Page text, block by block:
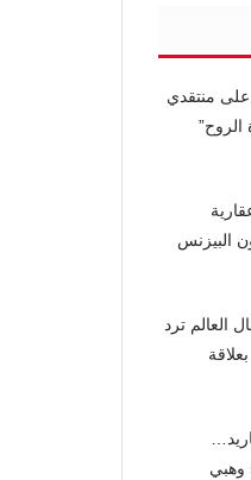
على منتقدي
الروح”
البيزنس
العالم ترد
وهبي